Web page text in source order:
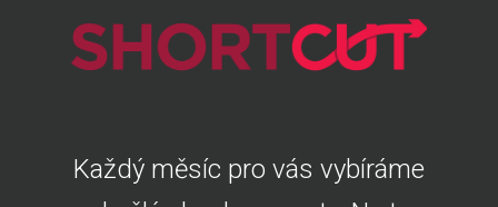
Každý měsíc pro vás vybíráme